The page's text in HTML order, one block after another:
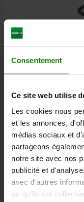
Consentement
Ce site web utilise
Les cookies nous
et les annonces,
médias sociaux et
partageons
notre site avec nos
publicité et
avec d'autres
ou qu'ils ont
CRAMPON
TYPE DE
LARGEUR DE LA
L1=2,5
Référence:04470-182
144,83 €
hors TVA